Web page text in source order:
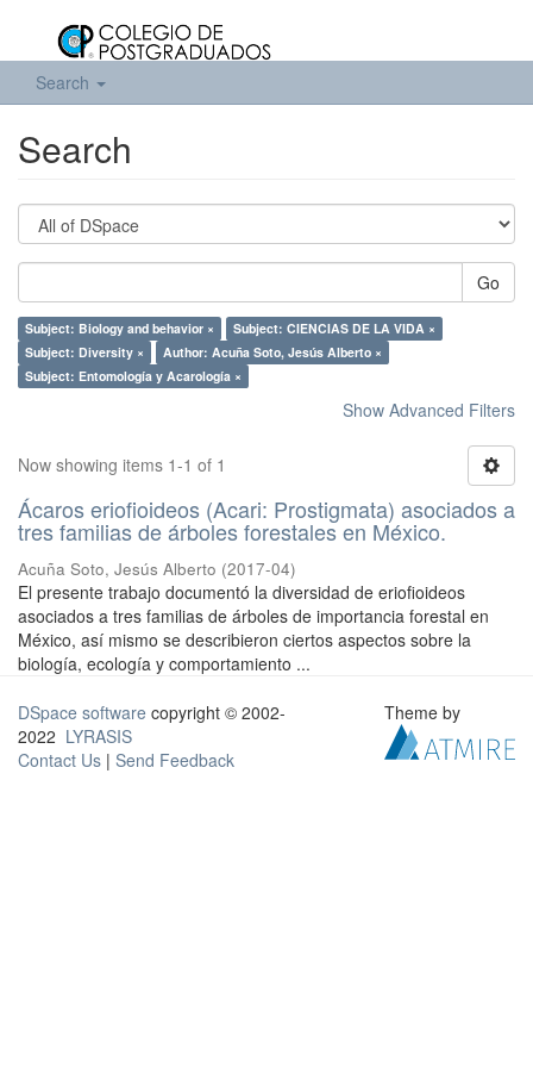
Search
Search
Go
Subject: Biology and behavior ×
Subject: CIENCIAS DE LA VIDA ×
Subject: Diversity ×
Author: Acuña Soto, Jesús Alberto ×
Subject: Entomología y Acarología ×
Show Advanced Filters
Now showing items 1-1 of 1
Ácaros eriofioideos (Acari: Prostigmata) asociados a
tres familias de árboles forestales en México.
Acuña Soto, Jesús Alberto (2017-04)
El presente trabajo documentó la diversidad de eriofioideos
asociados a tres familias de árboles de importancia forestal en
México, así mismo se describieron ciertos aspectos sobre la
biología, ecología y comportamiento ...
DSpace software copyright © 2002-
2022 LYRASIS
Contact Us | Send Feedback
Theme by